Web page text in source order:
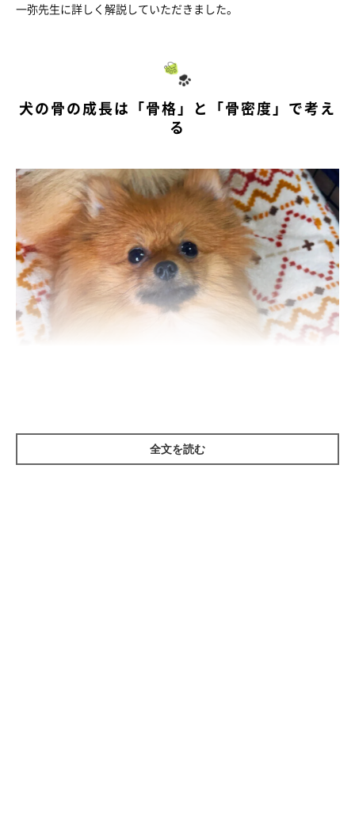
一弥先生に詳しく解説していただきました。
犬の骨の成長は「骨格」と「骨密度」で考え
る
全文を読む